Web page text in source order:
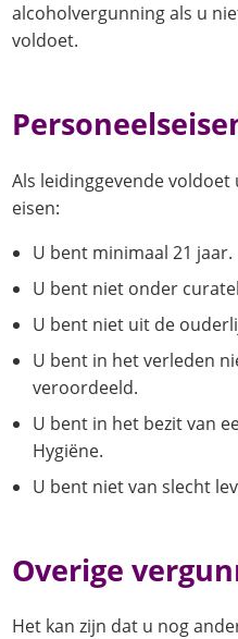
alcoholvergunning als u
voldoet.
Als leidinggevende voldoet
eisen:
U bent minimaal 21 jaar.
U bent niet onder
U bent niet uit de
U bent in het verleden
veroordeeld.
U bent in het bezit van
Hygiëne.
U bent niet van slecht
Overige
Het kan zijn dat u nog